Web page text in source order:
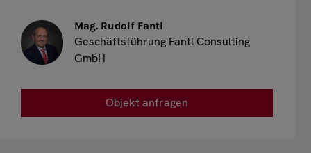
Mag. Rudolf Fantl
Geschäftsführung Fantl Consulting
GmbH
Objekt anfragen